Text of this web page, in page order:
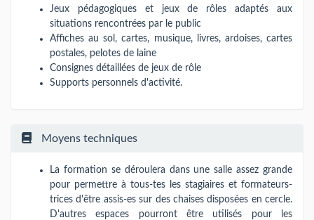
Jeux pédagogiques et jeux de rôles adaptés aux
situations rencontrées par le public
Affiches au sol, cartes, musique, livres, ardoises, cartes
postales, pelotes de laine
Consignes détaillées de jeux de rôle
Supports personnels d'activité.
Moyens techniques
La formation se déroulera dans une salle assez grande
pour permettre à tous-tes les stagiaires et formateurs-
trices d'être assis-es sur des chaises disposées en cercle.
D'autres espaces pourront être utilisés pour les